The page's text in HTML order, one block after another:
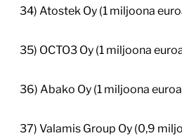
34) Atostek Oy (1 miljoona
35) OCTO3 Oy (1 miljoona
36) Abako Oy (1 miljoona
37) Valamis Group Oy (0,9